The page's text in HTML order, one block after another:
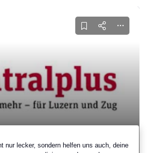
nur lecker, sondern helfen uns auch, deine
Österreichs